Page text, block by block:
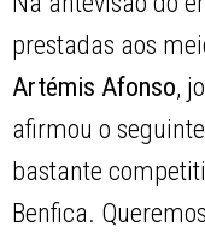
prestadas aos
Artémis Afonso,
afirmou o
bastante
Benfica.